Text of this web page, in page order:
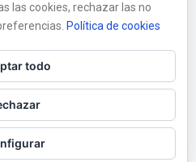
las cookies, rechazar las no
Política de cookies
todo